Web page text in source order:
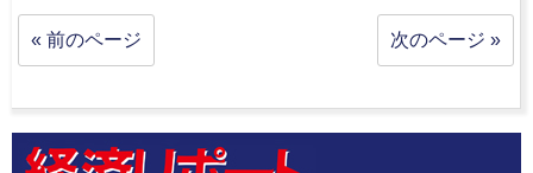
« 前のページ 次のページ »